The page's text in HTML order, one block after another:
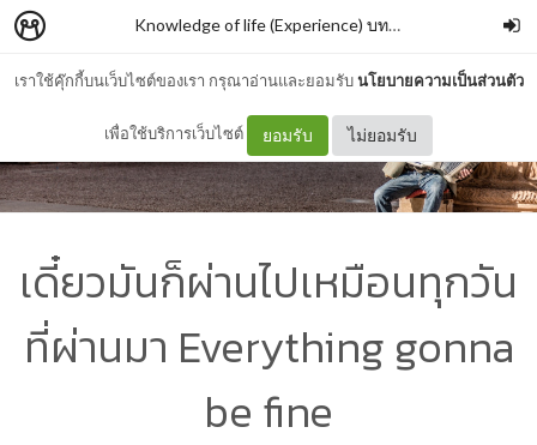
เราใช้คุ๊กกี้บนเว็บไซต์ของเรา กรุณาอ่านและยอมรับนโยบายความเป็นส่วนตัว
เพื่อใช้บริการเว็บไซต์ ยอมรับ ไม่ยอมรับ
Knowledge of life (Experience) บทความสั้นๆ ประสบการณ์เกี่ยวกับชีวิต
เดี๋ยวมันก็ผ่านไปเหมือนทุกวัน
ที่ผ่านมา Everything gonna
be fine